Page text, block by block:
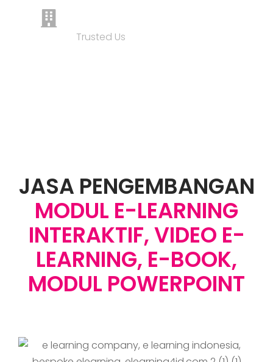
Trusted Us
JASA PENGEMBANGAN
MODUL E-LEARNING
INTERAKTIF, VIDEO E-
LEARNING, E-BOOK,
MODUL POWERPOINT